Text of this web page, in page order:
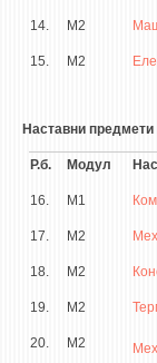
14. М2
15. М2
Наставни
Р.б. Модул
16. М1
17. М2
18. М2
19. М2
20. М2